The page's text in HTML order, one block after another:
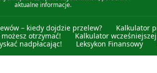
aktualne informacje.
– kiedy dojdzie przelew?
Kalkulator
otrzymać!
Kalkulator
nadpłacając!
Leksykon Finansowy